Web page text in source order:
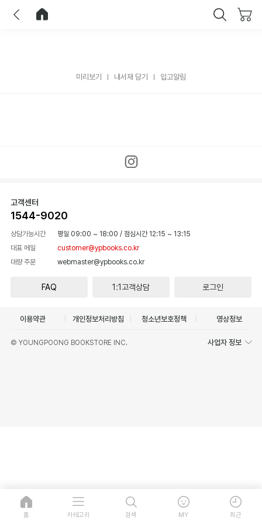
미리보기 내서재 담기 입고알림
고객센터
1544-9020
상담가능시간 평일 09:00 ~ 18:00 / 점심시간 12:15 ~ 13:15
대표 메일
customer@ypbooks.co.kr
대량 주문
webmaster@ypbooks.co.kr
FAQ 1:1고객상담 로그인
이용약관 개인정보처리방침 청소년보호정책 영상정보
© YOUNGPOONG BOOKSTORE INC. 사업자 정보
홈 카테고리 검색 MY 최근